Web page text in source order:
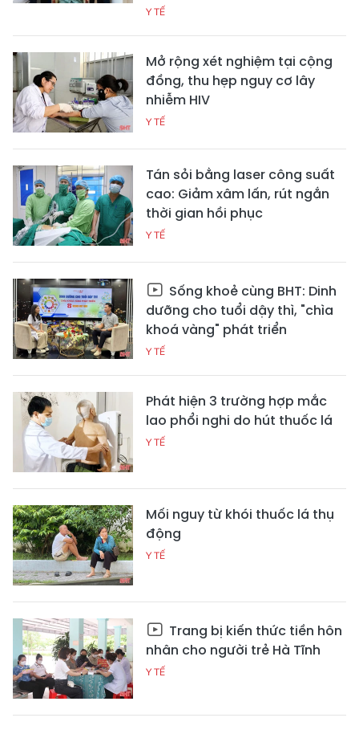
Y TẾ
Mở rộng xét nghiệm tại cộng
đồng, thu hẹp nguy cơ lây
nhiễm HIV
Y TẾ
Tán sỏi bằng laser công suất
cao: Giảm xâm lấn, rút ngắn
thời gian hồi phục
Y TẾ
Sống khoẻ cùng BHT: Dinh
dưỡng cho tuổi dậy thì, "chìa
khoá vàng" phát triển
Y TẾ
Phát hiện 3 trường hợp mắc
lao phổi nghi do hút thuốc lá
Y TẾ
Mối nguy từ khói thuốc lá thụ
động
Y TẾ
Trang bị kiến thức tiền hôn
nhân cho người trẻ Hà Tĩnh
Y TẾ